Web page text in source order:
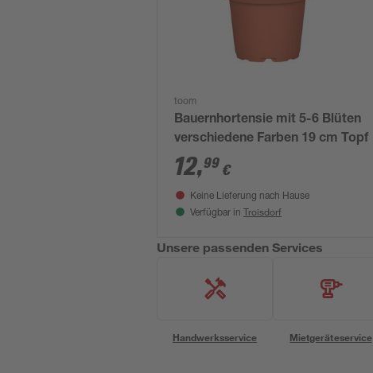
toom
Bauernhortensie mit 5-6 Blüten
verschiedene Farben 19 cm Topf
12,99 €
Keine Lieferung nach Hause
Verfügbar in Troisdorf
Unsere passenden Services
Handwerksservice Mietgeräteservice